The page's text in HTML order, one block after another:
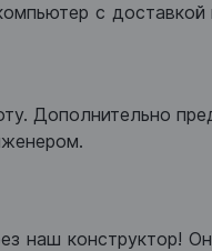
с
Дополнительно
наш конструктор!